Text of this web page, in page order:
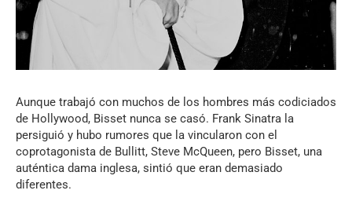
Aunque trabajó con muchos de los hombres más codiciados
de Hollywood, Bisset nunca se casó. Frank Sinatra la
persiguió y hubo rumores que la vincularon con el
coprotagonista de Bullitt, Steve McQueen, pero Bisset, una
auténtica dama inglesa, sintió que eran demasiado
diferentes.